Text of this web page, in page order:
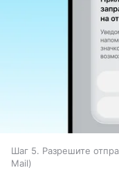
Шаг 5. Разрешите
Mail